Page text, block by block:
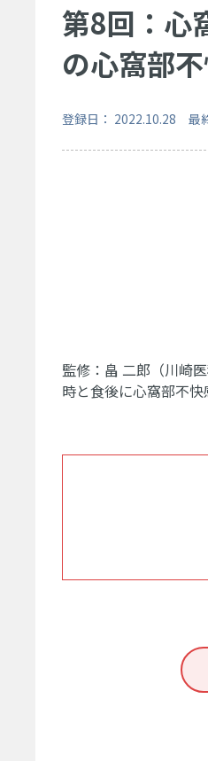
第8回：心
の心窩部
登録日： 2022.10.28 最
監修：畠 二郎（川崎
時と食後に心窩部不